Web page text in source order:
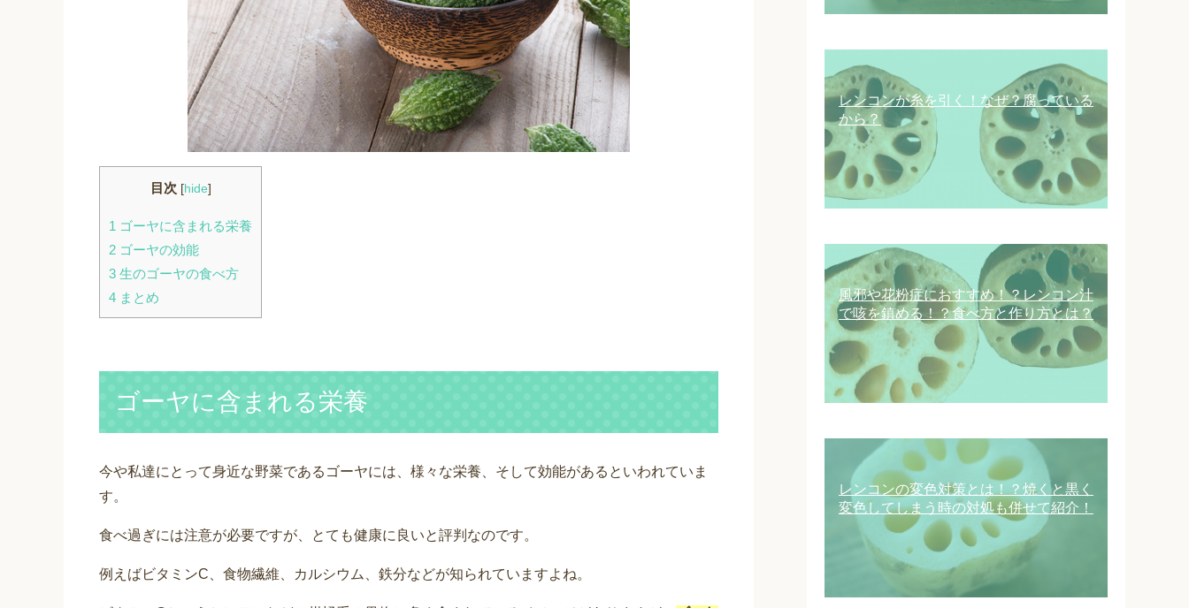
目次 [hide]
1 ゴーヤに含まれる栄養
2 ゴーヤの効能
3 生のゴーヤの食べ方
4 まとめ
ゴーヤに含まれる栄養
今や私達にとって身近な野菜であるゴーヤには、様々な栄養、そして効能があるといわれていま
す。
食べ過ぎには注意が必要ですが、とても健康に良いと評判なのです。
例えばビタミンC、食物繊維、カルシウム、鉄分などが知られていますよね。
レンコンが糸を引く！なぜ？腐っている
から？
風邪や花粉症におすすめ！？レンコン汁
で咳を鎮める！？食べ方と作り方とは？
レンコンの変色対策とは！？焼くと黒く
変色してしまう時の対処も併せて紹介！